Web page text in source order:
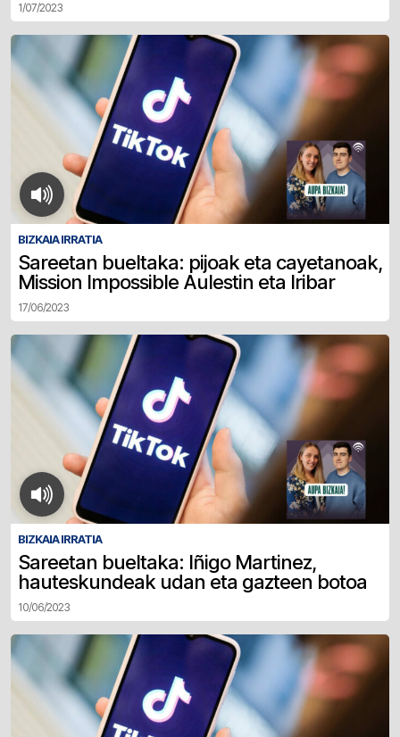
1/07/2023
BIZKAIA IRRATIA
Sareetan bueltaka: pijoak eta cayetanoak,
Mission Impossible Aulestin eta Iribar
17/06/2023
BIZKAIA IRRATIA
Sareetan bueltaka: Iñigo Martinez,
hauteskundeak udan eta gazteen botoa
10/06/2023